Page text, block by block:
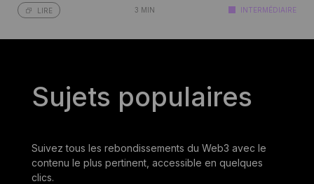
LIRE 3 MIN INTERMÉDIAIRE
Sujets populaires
Suivez tous les rebondissements du Web3 avec le
contenu le plus pertinent, accessible en quelques
clics.